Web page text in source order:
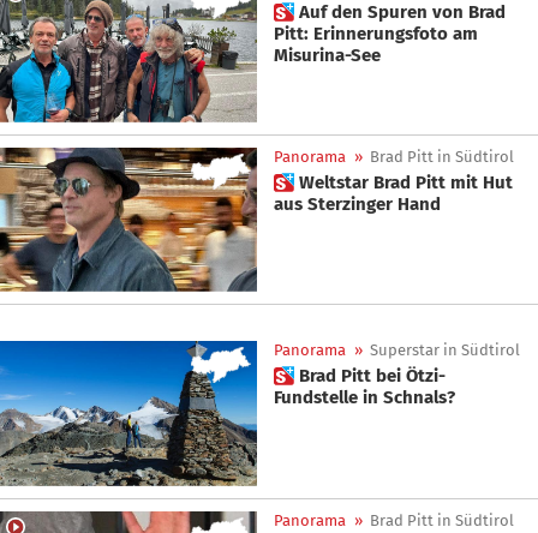
 Auf den Spuren von Brad
Pitt: Erinnerungsfoto am
Misurina-See
Panorama » Brad Pitt in Südtirol
 Weltstar Brad Pitt mit Hut
aus Sterzinger Hand
Panorama » Superstar in Südtirol
 Brad Pitt bei Ötzi-
Fundstelle in Schnals?
Panorama » Brad Pitt in Südtirol